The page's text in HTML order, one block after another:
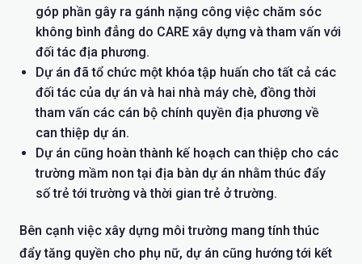
góp phần gây ra gánh nặng công việc chăm sóc
không bình đẳng do CARE xây dựng và tham vấn với
đối tác địa phương.
Dự án đã tổ chức một khóa tập huấn cho tất cả các
đối tác của dự án và hai nhà máy chè, đồng thời
tham vấn các cán bộ chính quyền địa phương về
can thiệp dự án.
Dự án cũng hoàn thành kế hoạch can thiệp cho các
trường mầm non tại địa bàn dự án nhằm thúc đẩy
số trẻ tới trường và thời gian trẻ ở trường.
Bên cạnh việc xây dựng môi trường mang tính thúc
đẩy tăng quyền cho phụ nữ, dự án cũng hướng tới kết